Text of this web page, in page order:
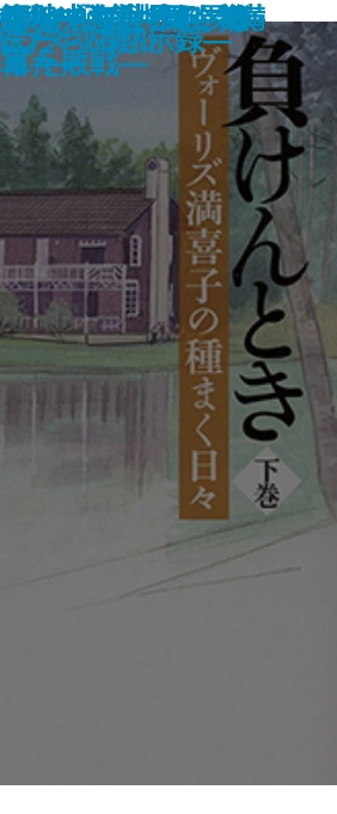
ぜ「ご馳走」？―
ことば―
地中海世界3―海
軍―
地中海世界4―海
軍―
ト
ら様
行III―九州邪馬台
さまでした
〕―ヴォーリズ満
日々―
〕―ヴォーリズ満
日々―
ウス小助川
間の証言―軍令部・
た敗戦―
たちの黙示録―
―一九〇〇年、欧
地中海世界1―海
軍―
地中海世界2―海
軍―
ー